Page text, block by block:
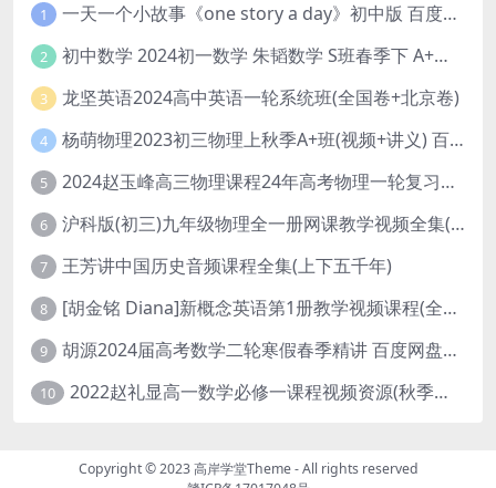
1 一天一个小故事《one story a day》初中版 百度网盘分享下载
2 初中数学 2024初一数学 朱韬数学 S班春季下 A+班春季下 百度云网盘
3 龙坚英语2024高中英语一轮系统班(全国卷+北京卷)
4 杨萌物理2023初三物理上秋季A+班(视频+讲义) 百度网盘分享
5 2024赵玉峰高三物理课程24年高考物理一轮复习网课教程
6 沪科版(初三)九年级物理全一册网课教学视频全集(录播版 杜春雨 66讲)
7 王芳讲中国历史音频课程全集(上下五千年)
8 [胡金铭 Diana]新概念英语第1册教学视频课程(全集 百度网盘下载)
9 胡源2024届高考数学二轮寒假春季精讲 百度网盘分享
10 2022赵礼显高一数学必修一课程视频资源(秋季班 含讲义)百度网盘云
Copyright © 2023高岸学堂Theme- All rights reserved